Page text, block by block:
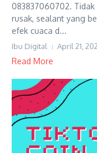
083837060702.
rusak, sealant yang
efek cuaca d...
Ibu Digital April 21,
Read More